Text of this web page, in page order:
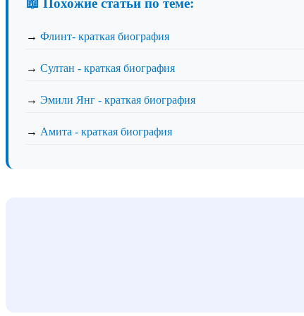
📖 Похожие статьи по теме:
→ Флинт- краткая биография
→ Султан - краткая биография
→ Эмили Янг - краткая биография
→ Амита - краткая биография